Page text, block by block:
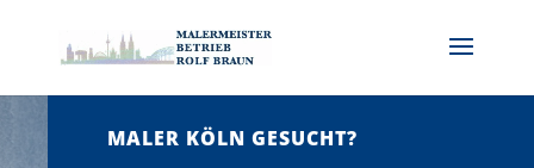
MALER KÖLN GESUCHT?